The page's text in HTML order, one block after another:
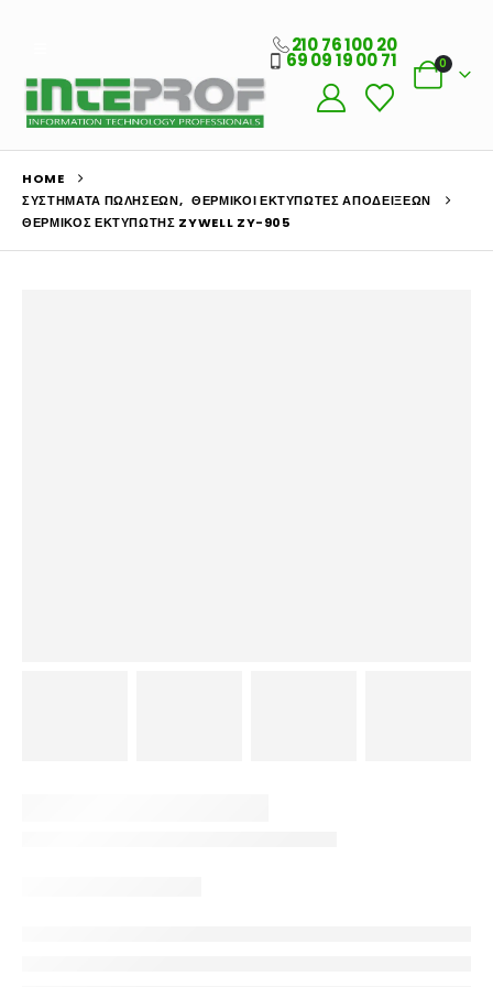
210 76 100 20
69 09 19 00 71 0
HOME
ΣΥΣΤΉΜΑΤΑ ΠΩΛΉΣΕΩΝ, ΘΕΡΜΙΚΟΊ ΕΚΤΥΠΩΤΈΣ ΑΠΟΔΕΊΞΕΩΝ
ΘΕΡΜΙΚΌΣ ΕΚΤΥΠΩΤΉΣ ZYWELL ZY-905